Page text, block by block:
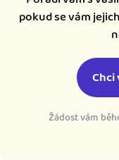
pokud se vám
Žádost vám